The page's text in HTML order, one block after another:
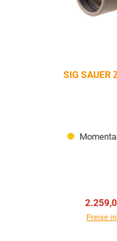
SIG SAUER
Preise